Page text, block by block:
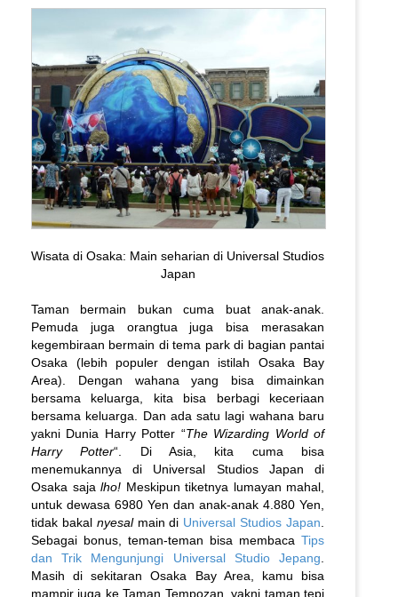
Wisata di Osaka: Main seharian di Universal Studios
Japan
Taman bermain bukan cuma buat anak-anak.
Pemuda juga orangtua juga bisa merasakan
kegembiraan bermain di tema park di bagian pantai
Osaka (lebih populer dengan istilah Osaka Bay
Area). Dengan wahana yang bisa dimainkan
bersama keluarga, kita bisa berbagi keceriaan
bersama keluarga. Dan ada satu lagi wahana baru
yakni Dunia Harry Potter “The Wizarding World of
Harry Potter“. Di Asia, kita cuma bisa
menemukannya di Universal Studios Japan di
Osaka saja lho! Meskipun tiketnya lumayan mahal,
untuk dewasa 6980 Yen dan anak-anak 4.880 Yen,
tidak bakal nyesalmain di Universal Studios Japan.
Sebagai bonus, teman-teman bisa membaca Tips
dan Trik Mengunjungi Universal Studio Jepang.
Masih di sekitaran Osaka Bay Area, kamu bisa
mampir juga ke Taman Tempozan, yakni taman tepi